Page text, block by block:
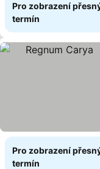
Pro zobrazení
termín
Pro zobrazení
termín